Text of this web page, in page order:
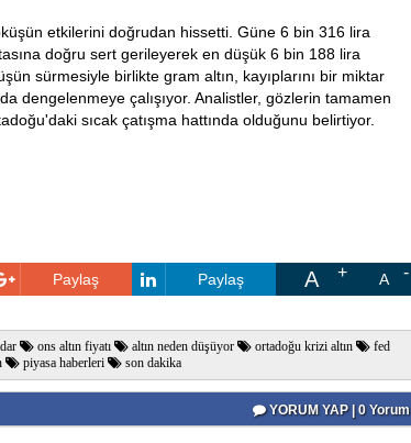
etkilerini doğrudan hissetti. Güne 6 bin 316 lira
doğru sert gerileyerek en düşük 6 bin 188 lira
sürmesiyle birlikte gram altın, kayıplarını bir miktar
dengelenmeye çalışıyor. Analistler, gözlerin tamamen
sıcak çatışma hattında olduğunu belirtiyor.
Paylaş Paylaş A A
ons altın fiyatı altın neden düşüyor ortadoğu krizi altın
fed
piyasa haberleri son dakika
YORUM YAP | 0 Yorum